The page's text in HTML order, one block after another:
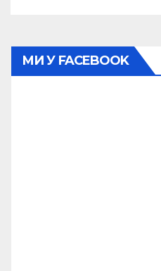
МИ У FACEBOOK